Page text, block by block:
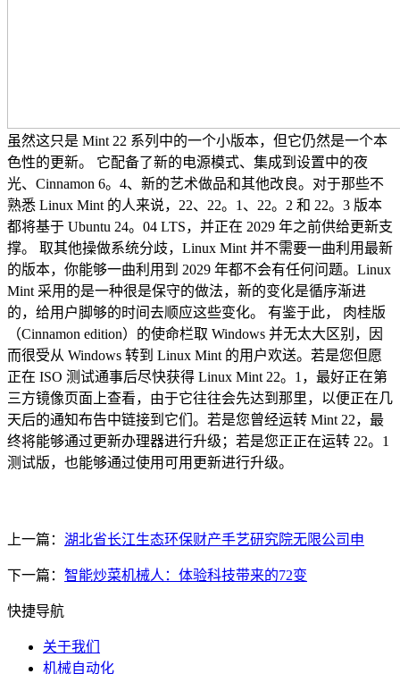
虽然这只是 Mint 22 系列中的一个小版本，但它仍然是一个本
色性的更新。 它配备了新的电源模式、集成到设置中的夜
光、Cinnamon 6。4、新的艺术做品和其他改良。对于那些不
熟悉 Linux Mint 的人来说，22、22。1、22。2 和 22。3 版本
都将基于 Ubuntu 24。04 LTS，并正在 2029 年之前供给更新支
撑。 取其他操做系统分歧，Linux Mint 并不需要一曲利用最新
的版本，你能够一曲利用到 2029 年都不会有任何问题。Linux
Mint 采用的是一种很是保守的做法，新的变化是循序渐进
的，给用户脚够的时间去顺应这些变化。 有鉴于此， 肉桂版
（Cinnamon edition）的使命栏取 Windows 并无太大区别，因
而很受从 Windows 转到 Linux Mint 的用户欢送。若是您但愿
正在 ISO 测试通事后尽快获得 Linux Mint 22。1，最好正在第
三方镜像页面上查看，由于它往往会先达到那里，以便正在几
天后的通知布告中链接到它们。若是您曾经运转 Mint 22，最
终将能够通过更新办理器进行升级；若是您正正在运转 22。1
测试版，也能够通过使用可用更新进行升级。
上一篇： 湖北省长江生态环保财产手艺研究院无限公司申
下一篇： 智能炒菜机械人：体验科技带来的72变
快捷导航
关于我们
机械自动化